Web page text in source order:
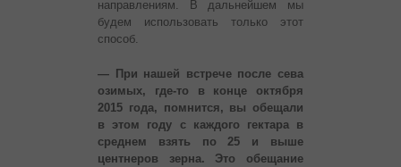
направлениям. В дальнейшем мы
будем использовать только этот
способ.
— При нашей встрече после сева
озимых, где-то в конце октября
2015 года, помнится, вы обещали
в этом году с каждого гектара в
среднем взять по 25 и выше
центнеров зерна. Это обещание